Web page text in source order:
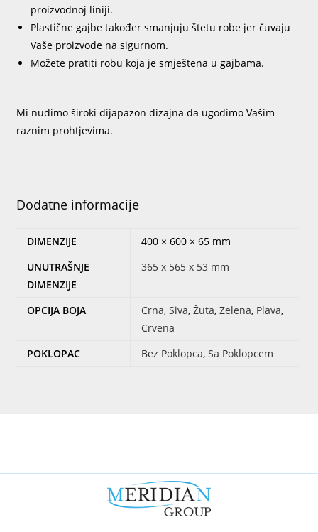
proizvodnoj liniji.
Plastične gajbe također smanjuju štetu robe jer čuvaju
Vaše proizvode na sigurnom.
Možete pratiti robu koja je smještena u gajbama.
Mi nudimo široki dijapazon dizajna da ugodimo Vašim
raznim prohtjevima.
Dodatne informacije
DIMENZIJE
400 × 600 × 65 mm
UNUTRAŠNJE
DIMENZIJE
365 x 565 x 53 mm
OPCIJA BOJA Crna, Siva, Žuta, Zelena, Plava,
Crvena
POKLOPAC
Bez Poklopca, Sa Poklopcem